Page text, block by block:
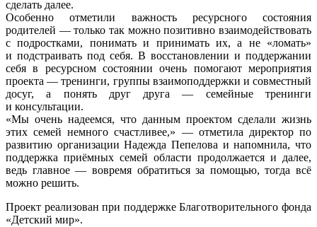
сделать далее.
Особенно отметили важность ресурсного состояния
родителей — только так можно позитивно взаимодействовать
с подростками, понимать и принимать их, а не «ломать»
и подстраивать под себя. В восстановлении и поддержании
себя в ресурсном состоянии очень помогают мероприятия
проекта — тренинги, группы взаимоподдержки и совместный
досуг, а понять друг друга — семейные тренинги
и консультации.
«Мы очень надеемся, что данным проектом сделали жизнь
этих семей немного счастливее,» — отметила директор по
развитию организации Надежда Пепелова и напомнила, что
поддержка приёмных семей области продолжается и далее,
ведь главное — вовремя обратиться за помощью, тогда всё
можно решить.
Проект реализован при поддержке Благотворительного фонда
«Детский мир».